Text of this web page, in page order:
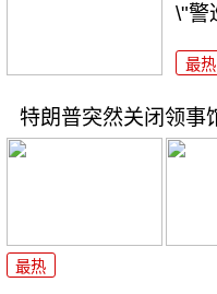
\"警
最热
特朗普突然关闭领事
最热